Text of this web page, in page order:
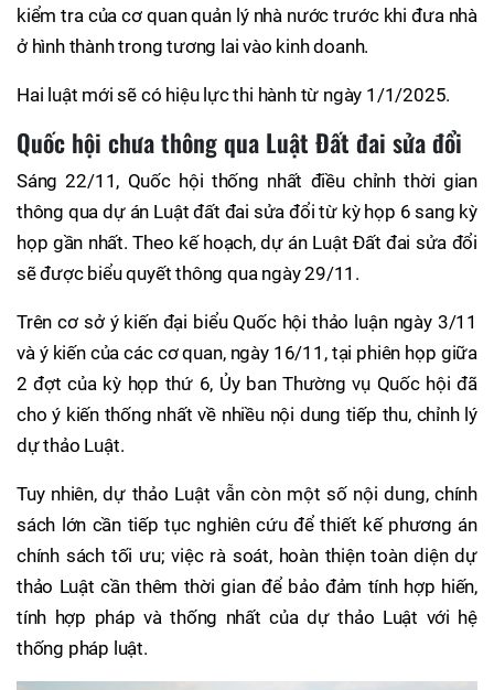
kiểm tra của cơ quan quản lý nhà nước trước khi đưa nhà
ở hình thành trong tương lai vào kinh doanh.
Hai luật mới sẽ có hiệu lực thi hành từ ngày 1/1/2025.
Quốc hội chưa thông qua Luật Đất đai sửa đổi
Sáng 22/11, Quốc hội thống nhất điều chỉnh thời gian
thông qua dự án Luật đất đai sửa đổi từ kỳ họp 6 sang kỳ
họp gần nhất. Theo kế hoạch, dự án Luật Đất đai sửa đổi
sẽ được biểu quyết thông qua ngày 29/11.
Trên cơ sở ý kiến đại biểu Quốc hội thảo luận ngày 3/11
và ý kiến của các cơ quan, ngày 16/11, tại phiên họp giữa
2 đợt của kỳ họp thứ 6, Ủy ban Thường vụ Quốc hội đã
cho ý kiến thống nhất về nhiều nội dung tiếp thu, chỉnh lý
dự thảo Luật.
Tuy nhiên, dự thảo Luật vẫn còn một số nội dung, chính
sách lớn cần tiếp tục nghiên cứu để thiết kế phương án
chính sách tối ưu; việc rà soát, hoàn thiện toàn diện dự
thảo Luật cần thêm thời gian để bảo đảm tính hợp hiến,
tính hợp pháp và thống nhất của dự thảo Luật với hệ
thống pháp luật.